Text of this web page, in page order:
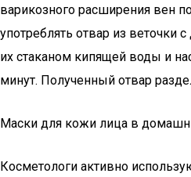
варикозного расширения вен
употреблять отвар из веточки
их стаканом кипящей воды и
минут. Полученный отвар
Маски для кожи лица в
Косметологи активно